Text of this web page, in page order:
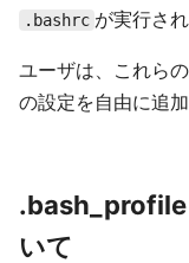
.bashrc が実行さ
ユーザは、これら
の設定を自由に追加
.bash_profile
いて